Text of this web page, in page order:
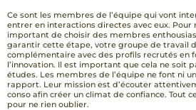
Ce sont les membres de l’équipe qui vont
entrer en interactions directes avec eux. Pour
important de choisir des membres
garantir cette étape, votre groupe de travail
complémentaire avec des profils recrutés en
l’innovation. Il est important que cela ne soit
études. Les membres de l’équipe ne font ni
rapport. Leur mission est d’écouter
conso afin créer un climat de confiance. Tout
pour ne rien oublier.